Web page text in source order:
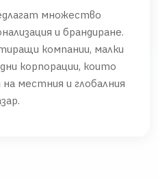
множество
и брандиране.
компании, малки
корпорации, които
местния и глобалния